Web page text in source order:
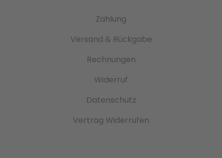
Zahlung
Versand & Rückgabe
Rechnungen
Widerruf
Datenschutz
Vertrag Widerrufen